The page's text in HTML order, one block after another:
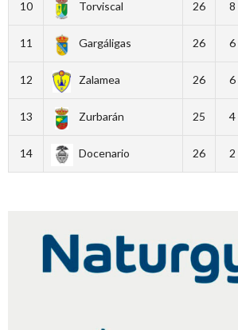
10 Torviscal 26 8
11 Gargáligas 26 6
12 Zalamea 26 6
13 Zurbarán 25 4
14 Docenario 26 2